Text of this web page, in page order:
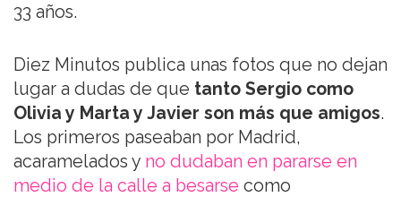
33 años.
Diez Minutos publica unas fotos que no dejan
lugar a dudas de que tanto Sergio como
Olivia y Marta y Javier son más que amigos.
Los primeros paseaban por Madrid,
acaramelados y no dudaban en pararse en
medio de la calle a besarse como